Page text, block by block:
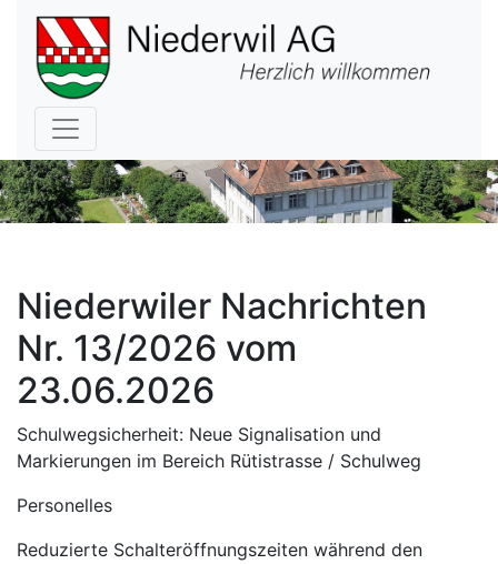
Hauptnavigation
Niederwiler Nachrichten
Nr. 13/2026 vom
23.06.2026
Schulwegsicherheit: Neue Signalisation und
Markierungen im Bereich Rütistrasse / Schulweg
Personelles
Reduzierte Schalteröffnungszeiten während den